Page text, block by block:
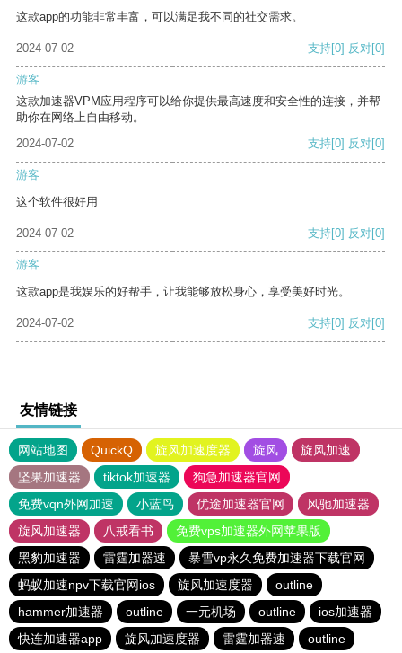
这款app的功能非常丰富，可以满足我不同的社交需求。
2024-07-02 支持[0] 反对[0]
游客
这款加速器VPM应用程序可以给你提供最高速度和安全性的连接，并帮
助你在网络上自由移动。
2024-07-02
支持[0] 反对[0]
游客
这个软件很好用
2024-07-02 支持[0] 反对[0]
游客
这款app是我娱乐的好帮手，让我能够放松身心，享受美好时光。
2024-07-02 支持[0] 反对[0]
友情链接
网站地图 QuickQ 旋风加速度器 旋风
旋风加速
坚果加速器
tiktok加速器
狗急加速器官网
免费vqn外网加速
小蓝鸟 优途加速器官网
风驰加速器
旋风加速器
八戒看书
免费vps加速器外网苹果版
黑豹加速器
雷霆加器速
暴雪vp永久免费加速器下载官网
蚂蚁加速npv下载官网ios
旋风加速度器
outline
hammer加速器
outline 一元机场 outline
ios加速器
快连加速器app
旋风加速度器 雷霆加器速 outline